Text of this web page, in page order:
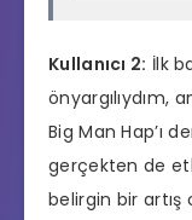
Kullanıcı 2: İlk
önyargılıydım,
Big Man Hap’ı
gerçekten de
belirgin bir artış